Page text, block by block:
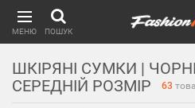
МЕНЮ ПОШУК
ШКІРЯНІ СУМКИ |
СЕРЕДНІЙ РОЗМІР
63